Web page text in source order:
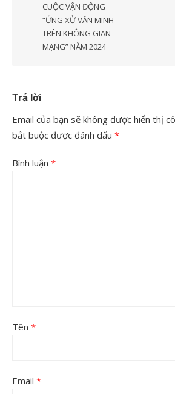
CUỘC VẬN ĐỘNG
“ỨNG XỬ VĂN MINH
TRÊN KHÔNG GIAN
MẠNG” NĂM 2024
Trả lời
Email của bạn sẽ không được hiển thị
bắt buộc được đánh dấu *
Bình luận *
Tên *
Email *